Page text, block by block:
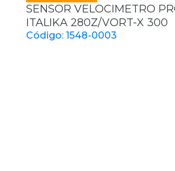
SENSOR VELOCIMETRO
ITALIKA 280Z/VORT-X 300
Código: 1548-0003